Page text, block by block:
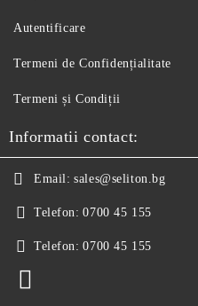
Autentificare
Termeni de Confidențialitate
Termeni și Condiții
Informatii contact:
Email: sales@seliton.bg
Telefon: 0700 45 155
Telefon: 0700 45 155